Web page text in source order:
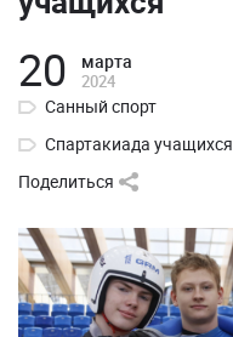
20 марта
2024
Санный спорт
Спартакиада
Поделиться